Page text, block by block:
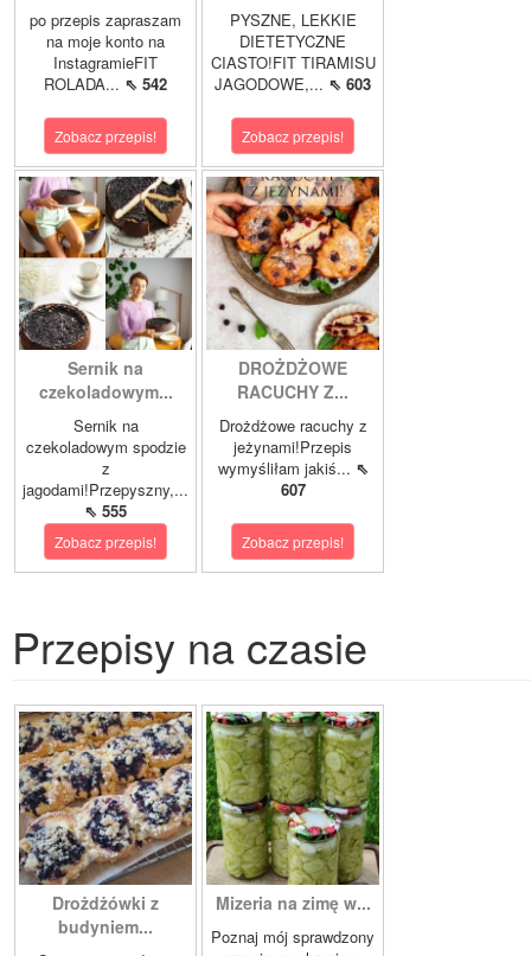
po przepis zapraszam
na moje konto na
InstagramieFIT
ROLADA... ⇖ 542
Zobacz przepis!
PYSZNE, LEKKIE
DIETETYCZNE
CIASTO!FIT TIRAMISU
JAGODOWE,... ⇖ 603
Zobacz przepis!
Sernik na
czekoladowym...
Sernik na
czekoladowym spodzie
z
jagodami!Przepyszny,...
⇖ 555
Zobacz przepis!
DROŻDŻOWE
RACUCHY Z...
Drożdżowe racuchy z
jeżynami!Przepis
wymyśliłam jakiś... ⇖
607
Zobacz przepis!
Przepisy na czasie
Drożdżówki z
budyniem...
Mizeria na zimę w...
Poznaj mój sprawdzony